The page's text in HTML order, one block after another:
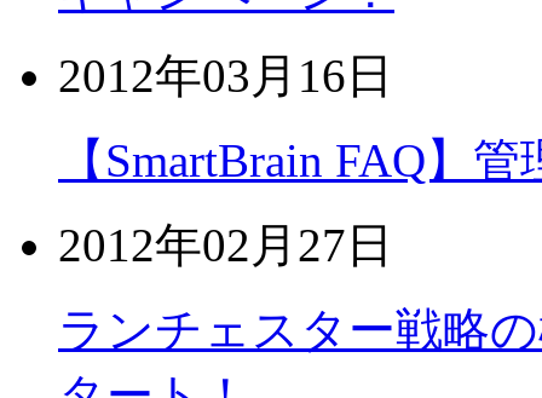
2012年03月16日
【SmartBrain FAQ】
2012年02月27日
ランチェスター戦略